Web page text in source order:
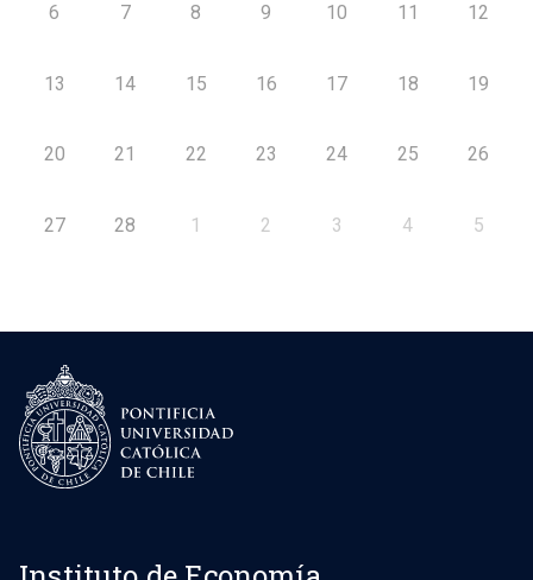
6 7 8 9 10 11 12
13 14 15 16 17 18 19
20 21 22 23 24 25 26
27 28 1 2 3 4 5